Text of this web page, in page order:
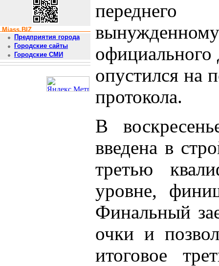
Miass.BIZ
Предприятия города
Городские сайты
Городские СМИ
опустился на
протокола.
В
введена в
третью
уровне,
Финальный
очки и
итоговое